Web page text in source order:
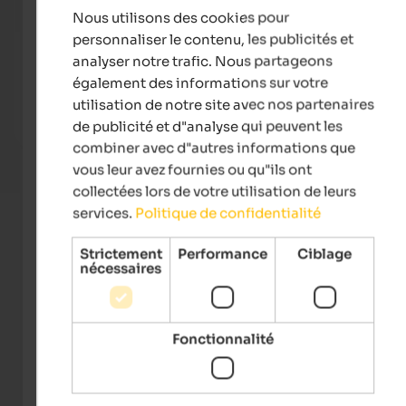
Landhaus Fux
Welcome to Vetzan in the warm Vinschgau Valley at the
gates of Meran - with a beautiful relaxation & wellness
area and an extensive vitality breakfast!
To the accommodation
the
Tourismusgenossenschaft Naturns - Frieder
Nous utilisons des cookies pour
personnaliser le contenu, les publicités et
analyser notre trafic. Nous partageons
également des informations sur votre
utilisation de notre site avec nos partenaires
de publicité et d"analyse qui peuvent les
combiner avec d"autres informations que
vous leur avez fournies ou qu"ils ont
collectées lors de votre utilisation de leurs
services. Politique de confidentialité
Strictement
nécessaires
Performance Ciblage
Fonctionnalité